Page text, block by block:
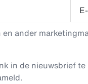
ander
in de nieuwsbrief te